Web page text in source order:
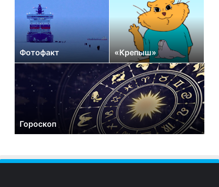
Фотофакт «Крепыш»
Гороскоп